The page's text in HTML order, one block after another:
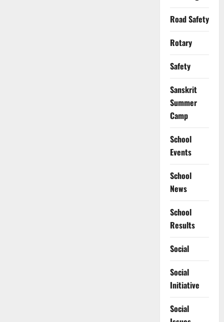
Road Safety
Rotary
Safety
Sanskrit
Summer
Camp
School
Events
School
News
School
Results
Social
Social
Initiative
Social